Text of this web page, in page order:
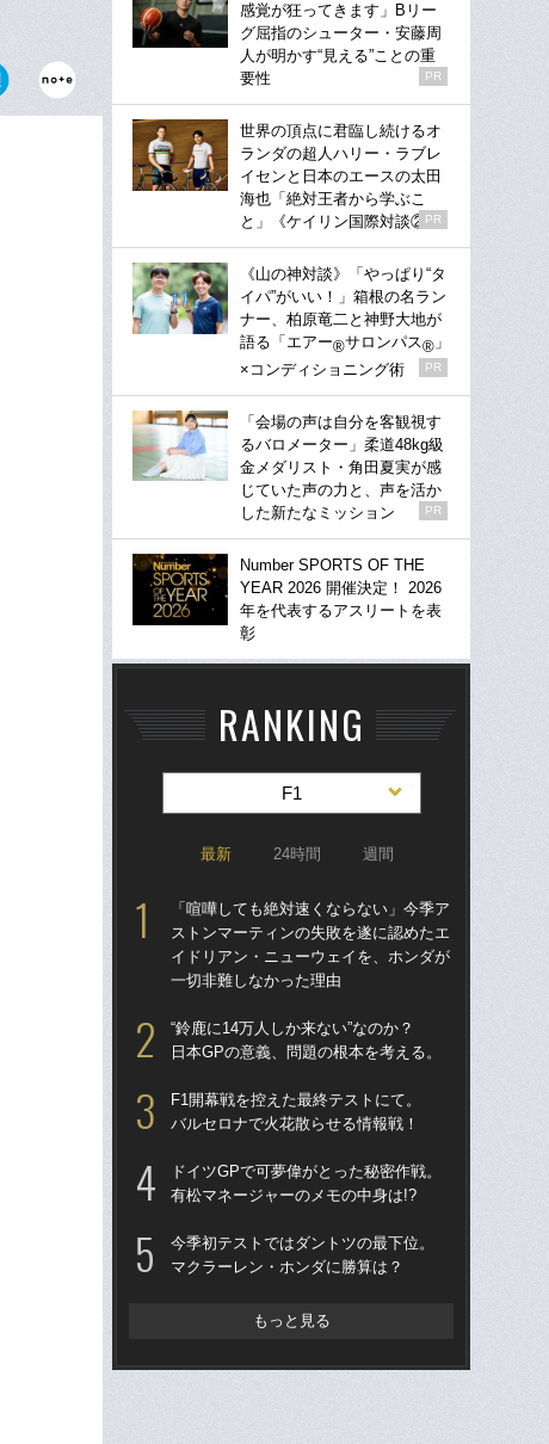
感覚が狂ってきます」Bリー
グ屈指のシューター・安藤周
人が明かす“見える”ことの重
要性
PR
世界の頂点に君臨し続けるオ
ランダの超人ハリー・ラブレ
イセンと日本のエースの太田
海也「絶対王者から学ぶこ
と」《ケイリン国際対談②》
PR
《山の神対談》「やっぱり“タ
イパ”がいい！」箱根の名ラン
ナー、柏原竜二と神野大地が
語る「エアー®サロンパス® 」
×コンディショニング術
PR
「会場の声は自分を客観視す
るバロメーター」柔道48kg級
金メダリスト・角田夏実が感
じていた声の力と、声を活か
した新たなミッション
PR
Number SPORTS OF THE
YEAR 2026 開催決定！ 2026
年を代表するアスリートを表
彰
RANKING
F1
最新 24時間 週間
「喧嘩しても絶対速くならない」今季ア
ストンマーティンの失敗を遂に認めたエ
イドリアン・ニューウェイを、ホンダが
一切非難しなかった理由
“鈴鹿に14万人しか来ない”なのか？
日本GPの意義、問題の根本を考える。
F1開幕戦を控えた最終テストにて。
バルセロナで火花散らせる情報戦！
ドイツGPで可夢偉がとった秘密作戦。
有松マネージャーのメモの中身は!?
今季初テストではダントツの最下位。
マクラーレン・ホンダに勝算は？
もっと見る